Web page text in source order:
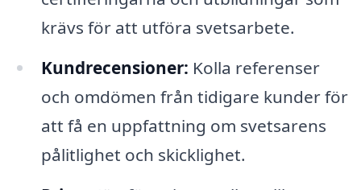
krävs för att utföra svetsarbete.
Kundrecensioner: Kolla referenser
och omdömen från tidigare kunder för
att få en uppfattning om svetsarens
pålitlighet och skicklighet.